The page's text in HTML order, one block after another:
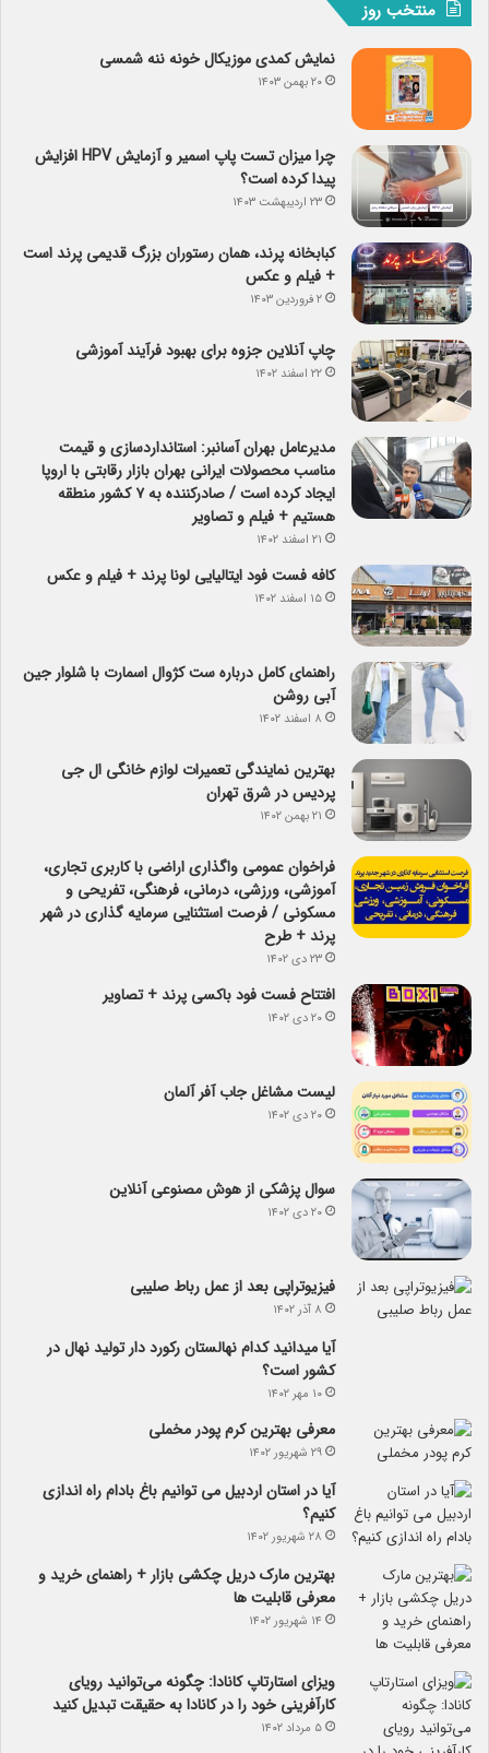
منتخب روز
نمایش کمدی موزیکال خونه ننه شمسی
۲۰ بهمن ۱۴۰۳
چرا میزان تست پاپ اسمیر و آزمایش HPV افزایش
پیدا کرده است؟
۲۳ اردیبهشت ۱۴۰۳
کبابخانه پرند، همان رستوران بزرگ قدیمی پرند است
+ فیلم و عکس
۲ فروردین ۱۴۰۳
چاپ آنلاین جزوه برای بهبود فرآیند آموزشی
۲۲ اسفند ۱۴۰۲
مدیرعامل بهران آسانبر: استانداردسازی و قیمت
مناسب محصولات ایرانی بهران بازار رقابتی با اروپا
ایجاد کرده است / صادرکننده به ۷ کشور منطقه
هستیم + فیلم و تصاویر
۲۱ اسفند ۱۴۰۲
کافه فست فود ایتالیایی لونا پرند + فیلم و عکس
۱۵ اسفند ۱۴۰۲
راهنمای کامل درباره ست کژوال اسمارت با شلوار جین
آبی روشن
۸ اسفند ۱۴۰۲
بهترین نمایندگی تعمیرات لوازم خانگی ال جی
پردیس در شرق تهران
۲۱ بهمن ۱۴۰۲
فراخوان عمومی واگذاری اراضی با کاربری تجاری،
آموزشی، ورزشی، درمانی، فرهنگی، تفریحی و
مسکونی / فرصت استثنایی سرمایه گذاری در شهر
پرند + طرح
۲۳ دی ۱۴۰۲
افتتاح فست فود باکسی پرند + تصاویر
۲۰ دی ۱۴۰۲
لیست مشاغل جاب آفر آلمان
۲۰ دی ۱۴۰۲
سوال پزشکی از هوش مصنوعی آنلاین
۲۰ دی ۱۴۰۲
فیزیوتراپی بعد از عمل رباط صلیبی
۸ آذر ۱۴۰۲
آیا می­دانید کدام نهالستان رکورد دار تولید نهال­ در
کشور است؟
۱۰ مهر ۱۴۰۲
معرفی بهترین کرم پودر مخملی
۲۹ شهریور ۱۴۰۲
آیا در استان اردبیل می توانیم باغ بادام راه اندازی
کنیم؟
۲۸ شهریور ۱۴۰۲
بهترین مارک دریل چکشی بازار + راهنمای خرید و
معرفی قابلیت ها
۱۴ شهریور ۱۴۰۲
ویزای استارتاپ کانادا: چگونه می‌توانید رویای
کارآفرینی خود را در کانادا به حقیقت تبدیل کنید
۵ مرداد ۱۴۰۲